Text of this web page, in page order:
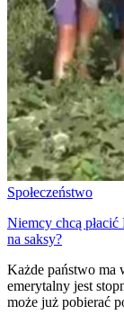
Społeczeństwo
Niemcy chcą
na saksy?
Każde państwo ma
emerytalny jest
może już pobierać